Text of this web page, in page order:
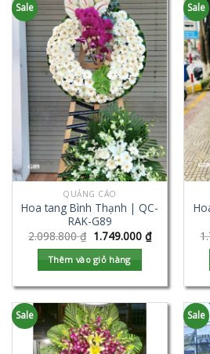
Sale
QUẢNG CÁO
Hoa tang Bình Thạnh | QC-
RAK-G89
2.098.800₫ 1.749.000 ₫
Thêm vào giỏ hàng
Sale
Sale Sale